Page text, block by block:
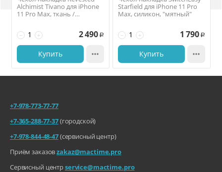
Alchimist Tivano для iPhone
11 Pro Max, ткань /
+
− 2 490 Р
Купить 
Starfield для iPhone 11 Pro
Max, силикон, "мятный"
+
− 1 790 Р
Купить 
+7-978-773-77-77
+7-365-288-77-37(городской)
+7-978-844-48-47(сервисный центр)
Приём заказовzakaz@mactime.pro
Сервисный центрservice@mactime.pro